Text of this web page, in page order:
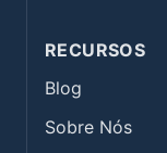
RECURSOS
Blog
Sobre Nós